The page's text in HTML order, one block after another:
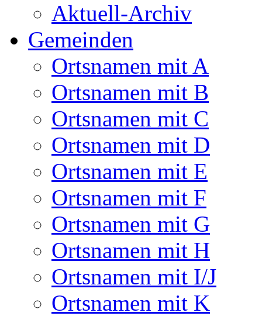
Aktuell-Archiv
Gemeinden
Ortsnamen mit A
Ortsnamen mit B
Ortsnamen mit C
Ortsnamen mit D
Ortsnamen mit E
Ortsnamen mit F
Ortsnamen mit G
Ortsnamen mit H
Ortsnamen mit I/J
Ortsnamen mit K